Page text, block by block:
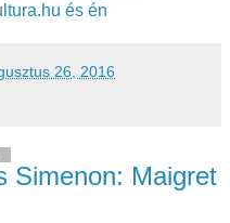
és én
26, 2016
Simenon: Maigret